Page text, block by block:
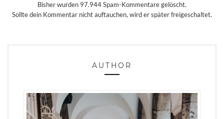
Bisher wurden 97.944 Spam-Kommentare gelöscht.
Sollte dein Kommentar nicht auftauchen, wird er später freigeschaltet.
AUTHOR